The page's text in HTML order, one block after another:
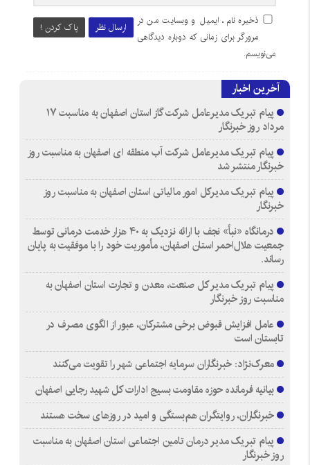
ارسال نظر پاک کردن !
ذخیره نام، ایمیل و وبسایت من در
مرورگر برای زمانی که دوباره دیدگاهی
می‌نویسم.
آخرین اخبار
پیام تبریک مدیرعامل شرکت گاز استان اصفهان به مناسبت ۱۷
مرداد روز خبرنگار
پیام تبریک مدیرعامل شرکت آب منطقه ای اصفهان به مناسبت روز
خبرنگار منتشر شد
پیام تبریک مدیرکل امور مالیاتی استان اصفهان به مناسبت روز
خبرنگار
درمانگاه «نبأ» نجف با ارائه نزدیک به ۴۰ هزار خدمت درمانی توسط
جمعیت هلال‌احمر استان اصفهان، مأموریت خود را با موفقیت به پایان
رساند.
پیام تبریک مدیر کل صنعت، معدن و تجارت استان اصفهان به
مناسبت روز خبرنگار
عامل افزایش قبوض برخی مشترکان، عبور از الگوی مصرف در
تابستان است
معرک‌نژاد: خبرنگاران سرمایه اجتماعی شهر را تقویت می‌کنند
بیانیه فرمانده حوزه مقاومت بسیج ادارات کل شهید رجایی اصفهان
خبرنگاران، روایتگران هم‌بستگی و امید در روزهای سخت هستند
پیام تبریک مدیر درمان تامین اجتماعی استان اصفهان به مناسبت
روز خبرنگار